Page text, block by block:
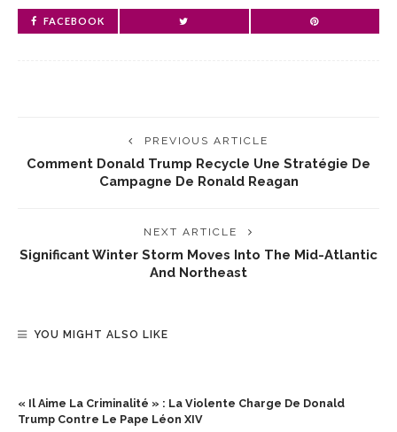
FACEBOOK
PREVIOUS ARTICLE
Comment Donald Trump Recycle Une Stratégie De
Campagne De Ronald Reagan
NEXT ARTICLE
Significant Winter Storm Moves Into The Mid-Atlantic
And Northeast
YOU MIGHT ALSO LIKE
« Il Aime La Criminalité » : La Violente Charge De Donald
Trump Contre Le Pape Léon XIV